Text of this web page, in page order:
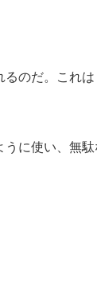
のだ。これ
に使い、無駄